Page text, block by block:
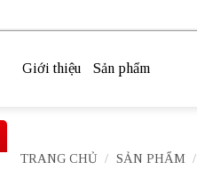
Giới thiệu Sản phẩm
TRANG CHỦ / SẢN PHẨM /